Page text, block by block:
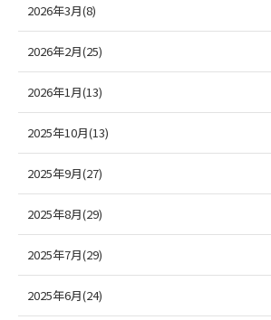
2026年3月(8)
2026年2月(25)
2026年1月(13)
2025年10月(13)
2025年9月(27)
2025年8月(29)
2025年7月(29)
2025年6月(24)